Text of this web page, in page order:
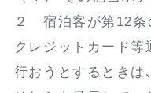
２ 宿泊客が第12条
クレジットカード等
行おうとするときは